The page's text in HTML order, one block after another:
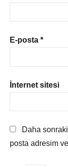
E-posta *
İnternet sitesi
Daha
posta adresim